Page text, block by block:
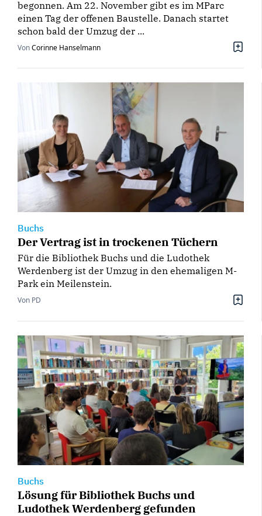
begonnen. Am 22. November gibt es im MParc
einen Tag der offenen Baustelle. Danach startet
schon bald der Umzug der ...
VonCorinne Hanselmann
Buchs
Der Vertrag ist in trockenen Tüchern
Für die Bibliothek Buchs und die Ludothek
Werdenberg ist der Umzug in den ehemaligen M-
Park ein Meilenstein.
Von PD
Buchs
Lösung für Bibliothek Buchs und
Ludothek Werdenberg gefunden